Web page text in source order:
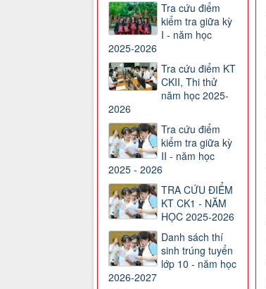
Tra cứu điểm
kiểm tra giữa kỳ
I - năm học
2025-2026
Tra cứu điểm KT
CKII, Thi thử
năm học 2025-
2026
Tra cứu điểm
kiểm tra giữa kỳ
II - năm học
2025 - 2026
TRA CỨU ĐIỂM
KT CK1 - NĂM
HỌC 2025-2026
Danh sách thí
sinh trúng tuyển
lớp 10 - năm học
2026-2027